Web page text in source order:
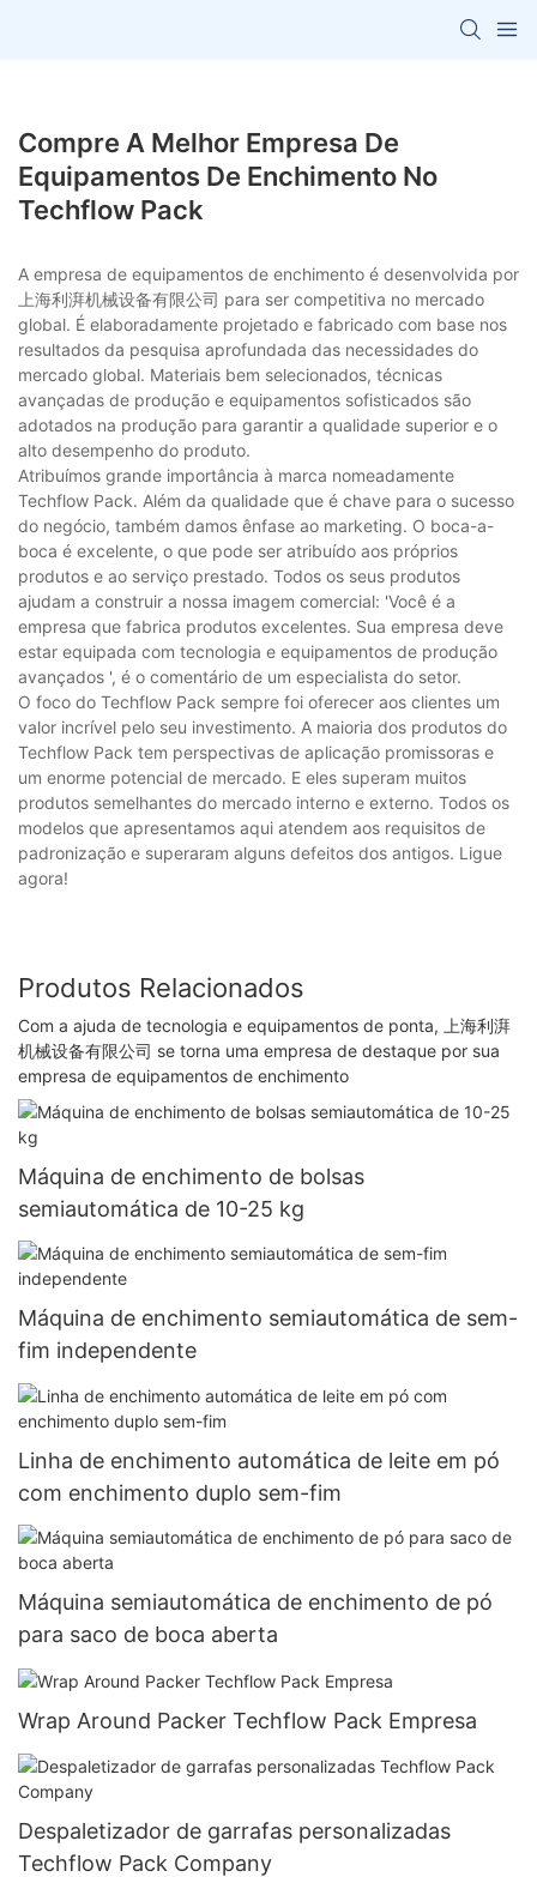
Compre A Melhor Empresa De
Equipamentos De Enchimento No
Techflow Pack
A empresa de equipamentos de enchimento é desenvolvida por
上海利湃机械设备有限公司 para ser competitiva no mercado
global. É elaboradamente projetado e fabricado com base nos
resultados da pesquisa aprofundada das necessidades do
mercado global. Materiais bem selecionados, técnicas
avançadas de produção e equipamentos sofisticados são
adotados na produção para garantir a qualidade superior e o
alto desempenho do produto.
Atribuímos grande importância à marca nomeadamente
Techflow Pack. Além da qualidade que é chave para o sucesso
do negócio, também damos ênfase ao marketing. O boca-a-
boca é excelente, o que pode ser atribuído aos próprios
produtos e ao serviço prestado. Todos os seus produtos
ajudam a construir a nossa imagem comercial: 'Você é a
empresa que fabrica produtos excelentes. Sua empresa deve
estar equipada com tecnologia e equipamentos de produção
avançados ', é o comentário de um especialista do setor.
O foco do Techflow Pack sempre foi oferecer aos clientes um
valor incrível pelo seu investimento. A maioria dos produtos do
Techflow Pack tem perspectivas de aplicação promissoras e
um enorme potencial de mercado. E eles superam muitos
produtos semelhantes do mercado interno e externo. Todos os
modelos que apresentamos aqui atendem aos requisitos de
padronização e superaram alguns defeitos dos antigos. Ligue
agora!
Produtos Relacionados
Com a ajuda de tecnologia e equipamentos de ponta, 上海利湃
机械设备有限公司 se torna uma empresa de destaque por sua
empresa de equipamentos de enchimento
Máquina de enchimento de bolsas
semiautomática de 10-25 kg
Máquina de enchimento semiautomática de sem-
fim independente
Linha de enchimento automática de leite em pó
com enchimento duplo sem-fim
Máquina semiautomática de enchimento de pó
para saco de boca aberta
Wrap Around Packer Techflow Pack Empresa
Despaletizador de garrafas personalizadas
Techflow Pack Company